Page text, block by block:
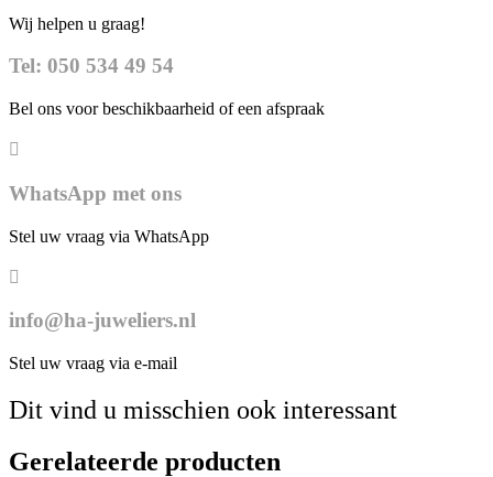
Wij helpen u graag!
Tel: 050 534 49 54
Bel ons voor beschikbaarheid of een afspraak
WhatsApp met ons
Stel uw vraag via WhatsApp
info@ha-juweliers.nl
Stel uw vraag via e-mail
Dit vind u misschien ook interessant
Gerelateerde producten